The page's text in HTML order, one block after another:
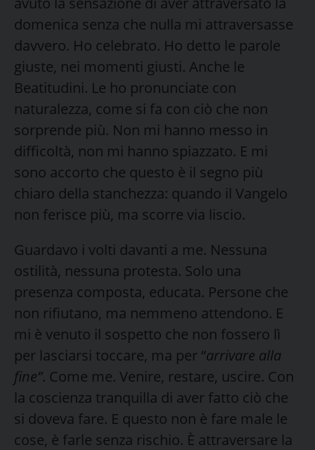
domenica senza che nulla mi attraversasse
davvero. Ho celebrato. Ho detto le parole
giuste, nei momenti giusti. Anche le
Beatitudini. Le ho pronunciate con
naturalezza, come si fa con ciò che non
sorprende più. Non mi hanno messo in
difficoltà, non mi hanno spiazzato. E mi
sono accorto che questo è il segno più
chiaro della stanchezza: quando il Vangelo
non ferisce più, ma scorre via liscio.
Guardavo i volti davanti a me. Nessuna
ostilità, nessuna protesta. Solo una
presenza composta, educata. Persone che
non rifiutano, ma nemmeno attendono. E
mi è venuto il sospetto che non fossero lì
per lasciarsi toccare, ma per “arrivare alla
fine”. Come me. Venire, restare, uscire. Con
la coscienza tranquilla di aver fatto ciò che
si doveva fare. E questo non è fare male le
cose, è farle senza rischio. È attraversare la